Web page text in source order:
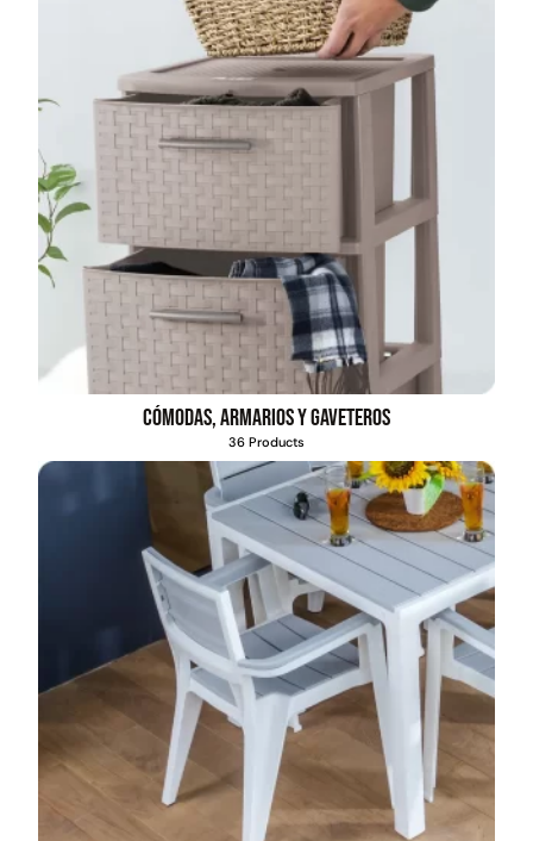
Cómodas, armarios y gaveteros
36 Products
Empaquetadura 3/16"
4.8mm neopreno con 1 tela
3.5MP
$ 803.797
Agregar al carrito
Explora más productos